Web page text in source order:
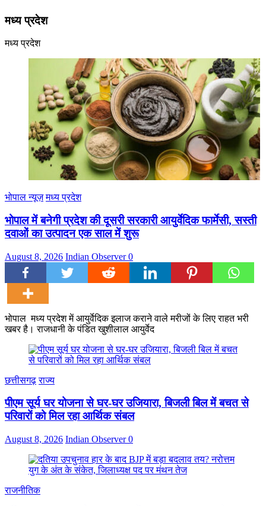
मध्य प्रदेश
मध्य प्रदेश
भोपाल न्यूज़ मध्य प्रदेश
भोपाल में बनेगी प्रदेश की दूसरी सरकारी आयुर्वेदिक फार्मेसी, सस्ती
दवाओं का उत्पादन एक साल में शुरू
August 8, 2026 Indian Observer0
भोपाल मध्य प्रदेश में आयुर्वेदिक इलाज कराने वाले मरीजों के लिए राहत भरी
खबर है। राजधानी के पंडित खुशीलाल आयुर्वेद
छत्तीसगढ़ राज्य
पीएम सूर्य घर योजना से घर-घर उजियारा, बिजली बिल में बचत से
परिवारों को मिल रहा आर्थिक संबल
August 8, 2026 Indian Observer0
राजनीतिक